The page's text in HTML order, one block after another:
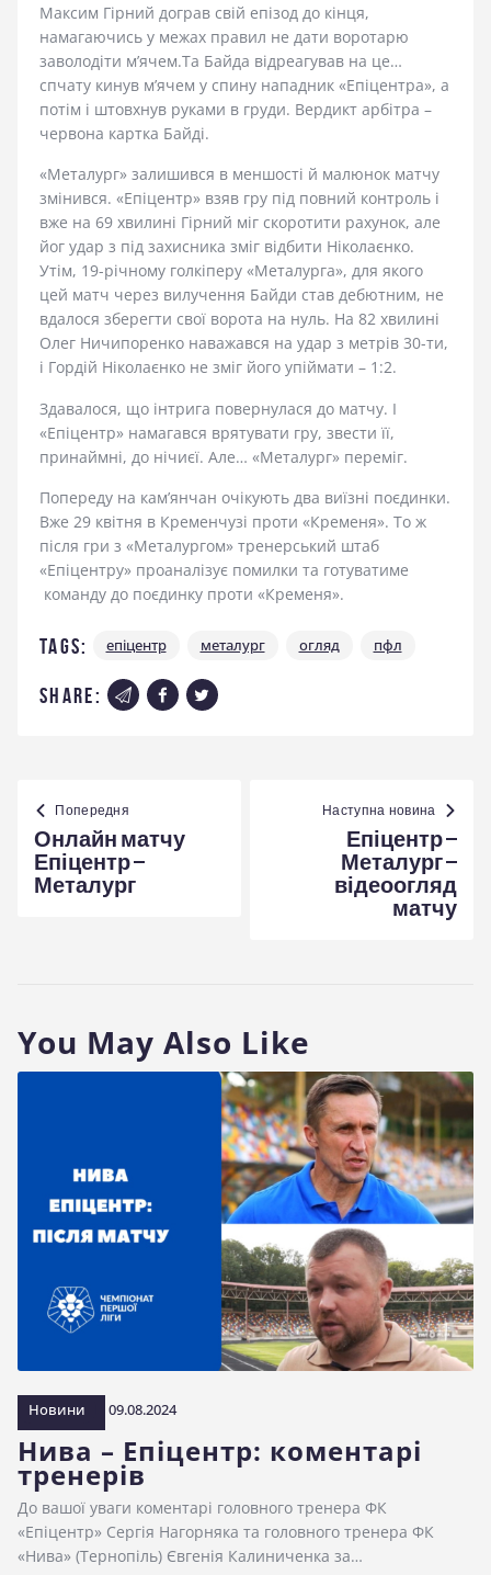
Максим Гірний дограв свій епізод до кінця,
намагаючись у межах правил не дати воротарю
заволодіти м’ячем.Та Байда відреагував на це…
спчату кинув м’ячем у спину нападник «Епіцентра», а
потім і штовхнув руками в груди. Вердикт арбітра –
червона картка Байді.
«Металург» залишився в меншості й малюнок матчу
змінився. «Епіцентр» взяв гру під повний контроль і
вже на 69 хвилині Гірний міг скоротити рахунок, але
йог удар з під захисника зміг відбити Ніколаєнко.
Утім, 19-річному голкіперу «Металурга», для якого
цей матч через вилучення Байди став дебютним, не
вдалося зберегти свої ворота на нуль. На 82 хвилині
Олег Ничипоренко наважався на удар з метрів 30-ти,
і Гордій Ніколаєнко не зміг його упіймати – 1:2.
Здавалося, що інтрига повернулася до матчу. І
«Епіцентр» намагався врятувати гру, звести її,
принаймні, до нічиєї. Але… «Металург» переміг.
Попереду на кам’янчан очікують два виїзні поєдинки.
Вже 29 квітня в Кременчузі проти «Кременя». То ж
після гри з «Металургом» тренерський штаб
«Епіцентру» проаналізує помилки та готуватиме
команду до поєдинку проти «Кременя».
Tags: епіцентр металург огляд пфл
share:
Навігація
записів
Попередня
Онлайн матчу
Епіцентр –
Металург
Наступна новина
Епіцентр –
Металург –
відеоогляд
матчу
You May Also Like
Новини 09.08.2024
Нива – Епіцентр: коментарі
тренерів
До вашої уваги коментарі головного тренера ФК
«Епіцентр» Сергія Нагорняка та головного тренера ФК
«Нива» (Тернопіль) Євгенія Калиниченка за…